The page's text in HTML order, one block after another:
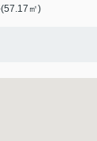
㎡)